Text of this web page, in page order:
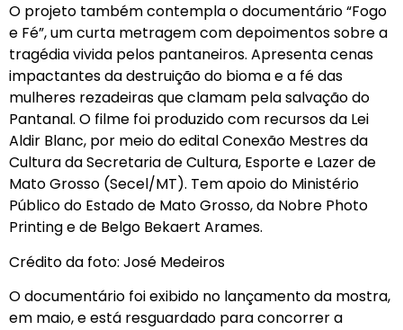
O projeto também contempla o documentário “Fogo
e Fé”, um curta metragem com depoimentos sobre a
tragédia vivida pelos pantaneiros. Apresenta cenas
impactantes da destruição do bioma e a fé das
mulheres rezadeiras que clamam pela salvação do
Pantanal. O filme foi produzido com recursos da Lei
Aldir Blanc, por meio do edital Conexão Mestres da
Cultura da Secretaria de Cultura, Esporte e Lazer de
Mato Grosso (Secel/MT). Tem apoio do Ministério
Público do Estado de Mato Grosso, da Nobre Photo
Printing e de Belgo Bekaert Arames.
Crédito da foto: José Medeiros
O documentário foi exibido no lançamento da mostra,
em maio, e está resguardado para concorrer a